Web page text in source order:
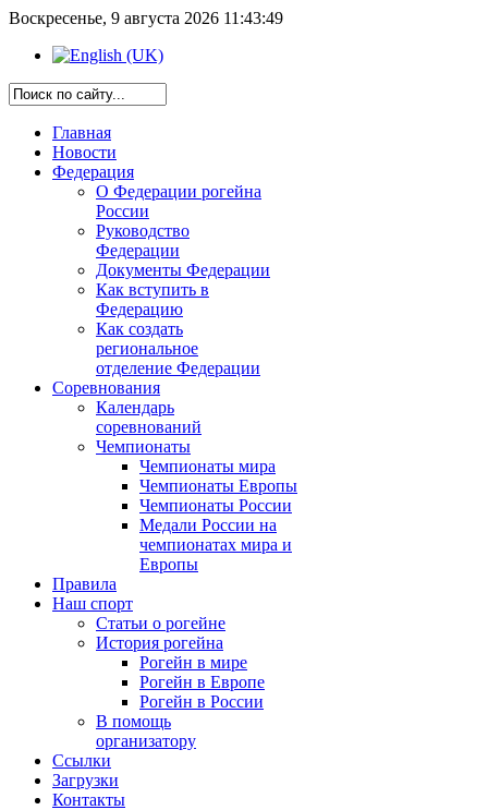
Воскресенье, 9 августа 2026 11:43:49
Главная
Новости
Федерация
О Федерации рогейна
России
Руководство
Федерации
Документы Федерации
Как вступить в
Федерацию
Как создать
региональное
отделение Федерации
Соревнования
Календарь
соревнований
Чемпионаты
Чемпионаты мира
Чемпионаты Европы
Чемпионаты России
Медали России на
чемпионатах мира и
Европы
Правила
Наш спорт
Статьи о рогейне
История рогейна
Рогейн в мире
Рогейн в Европе
Рогейн в России
В помощь
организатору
Ссылки
Загрузки
Контакты